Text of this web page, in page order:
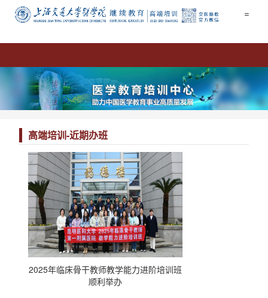
=
高端培训-近期办班
2025年临床骨干教师教学能力进阶培训班
顺利举办